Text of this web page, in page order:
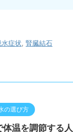
水症状, 腎臓結石
の選び方
体温を調節する人